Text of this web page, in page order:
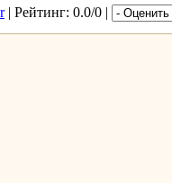
| Рейтинг: 0.0/0 |